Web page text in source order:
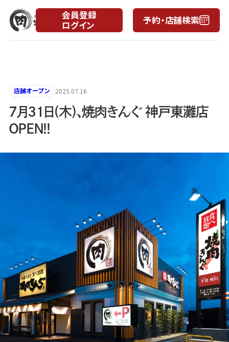
会員登録
ログイン
予約・店舗検索
店舗オープン 2025.07.16
7月31日(木)、焼肉きんぐ 神戸東灘店
OPEN!!